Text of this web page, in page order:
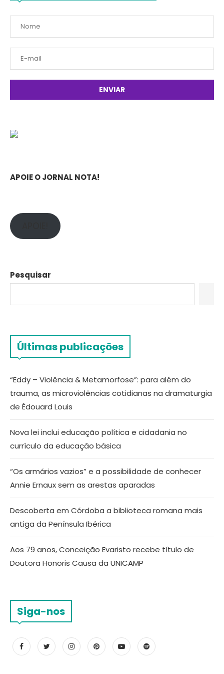
APOIE O JORNAL NOTA!
Pesquisar
Últimas publicações
“Eddy – Violência & Metamorfose”: para além do
trauma, as microviolências cotidianas na dramaturgia
de Édouard Louis
Nova lei inclui educação política e cidadania no
currículo da educação básica
“Os armários vazios” e a possibilidade de conhecer
Annie Ernaux sem as arestas aparadas
Descoberta em Córdoba a biblioteca romana mais
antiga da Península Ibérica
Aos 79 anos, Conceição Evaristo recebe título de
Doutora Honoris Causa da UNICAMP
Siga-nos